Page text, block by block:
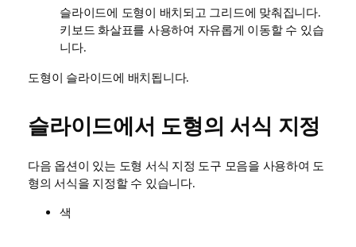
슬라이드에 도형이 배치되고 그리드에 맞춰집니다.
키보드 화살표를 사용하여 자유롭게 이동할 수 있습
니다.
도형이 슬라이드에 배치됩니다.
슬라이드에서 도형의 서식 지정
다음 옵션이 있는 도형 서식 지정 도구 모음을 사용하여 도
형의 서식을 지정할 수 있습니다.
색